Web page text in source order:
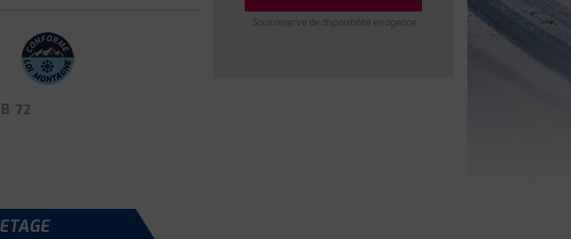
B 72
Sous réserve de disponibilité en agence